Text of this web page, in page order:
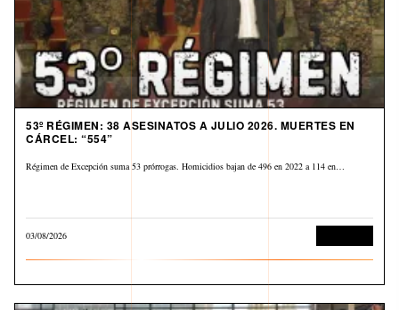
53º RÉGIMEN: 38 ASESINATOS A JULIO 2026. MUERTES EN
CÁRCEL: “554”
Régimen de Excepción suma 53 prórrogas. Homicidios bajan de 496 en 2022 a 114 en…
03/08/2026